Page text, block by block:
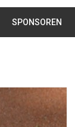
SPONSOREN